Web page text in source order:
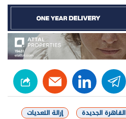
telegram
linkedin
القاهرة الجديدة
إزالة التعديات